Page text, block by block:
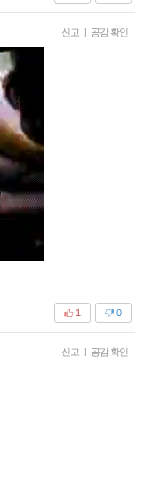
신고 | 공감 확인
0
1
신고 | 공감 확인